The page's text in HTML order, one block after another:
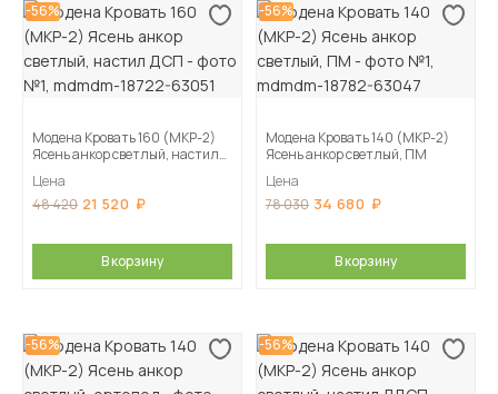
-56%
Модена Кровать 160 (МКР-2)
Ясень анкор светлый, настил
Цена
48 420 21 520
В корзину
-56%
Модена Кровать 140 (МКР-2)
Ясень анкор светлый, ПМ
Цена
78 030 34 680
В корзину
-56% -56%